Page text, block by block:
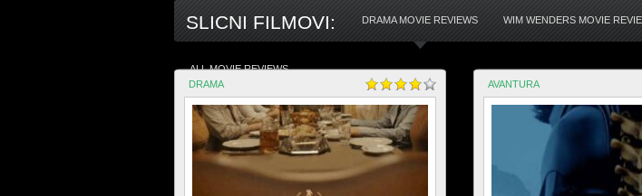
SLICNI FILMOVI: DRAMA MOVIE REVIEWS WIM WENDERS MOVIE
ALL MOVIE REVIEWS
DRAMA
AVANTURA